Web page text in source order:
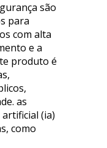
são
para
com alta
e a
produto é
as
(ia)
como